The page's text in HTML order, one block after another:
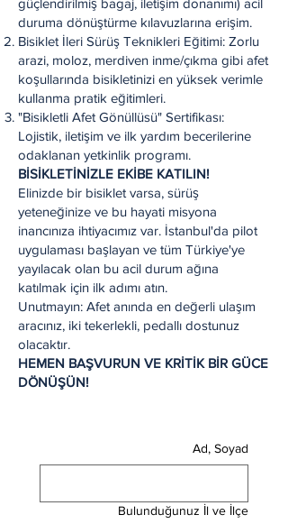
güçlendirilmiş bagaj, iletişim donanımı) acil
duruma dönüştürme kılavuzlarına erişim.
Bisiklet İleri Sürüş Teknikleri Eğitimi: Zorlu
arazi, moloz, merdiven inme/çıkma gibi afet
koşullarında bisikletinizi en yüksek verimle
kullanma pratik eğitimleri.
"Bisikletli Afet Gönüllüsü" Sertifikası:
Lojistik, iletişim ve ilk yardım becerilerine
odaklanan yetkinlik programı.
BİSİKLETİNİZLE EKİBE KATILIN!
Elinizde bir bisiklet varsa, sürüş
yeteneğinize ve bu hayati misyona
inancınıza ihtiyacımız var. İstanbul'da pilot
uygulaması başlayan ve tüm Türkiye'ye
yayılacak olan bu acil durum ağına
katılmak için ilk adımı atın.
Unutmayın: Afet anında en değerli ulaşım
aracınız, iki tekerlekli, pedallı dostunuz
olacaktır.
HEMEN BAŞVURUN VE KRİTİK BİR GÜCE
DÖNÜŞÜN!
Ad, Soyad
Bulunduğunuz İl ve İlçe